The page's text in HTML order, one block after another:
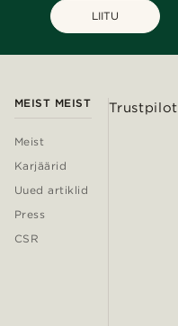
LIITU
MEIST MEIST
Meist
Karjäärid
Uued artiklid
Press
CSR
Trustpilot